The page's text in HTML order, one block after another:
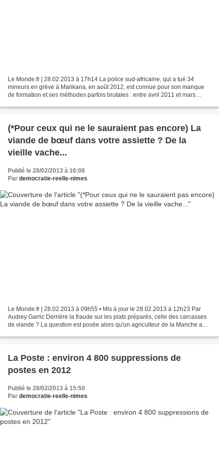
Le Monde.fr | 28.02.2013 à 17h14 La police sud-africaine, qui a tué 34
mineurs en grève à Marikana, en août 2012, est connue pour son manque
de formation et ses méthodes parfois brutales : entre avril 2011 et mars
(*Pour ceux qui ne le sauraient pas encore) La
viande de bœuf dans votre assiette ? De la
vieille vache...
Publié le 28/02/2013 à 16:06
Par democratie-reelle-nimes
Le Monde.fr | 28.02.2013 à 09h55 • Mis à jour le 28.02.2013 à 12h23 Par
Audrey Garric Derrière la fraude sur les plats préparés, celle des carcasses
de viande ? La question est posée alors qu'un agriculteur de la Manche a
La Poste : environ 4 800 suppressions de
postes en 2012
Publié le 28/02/2013 à 15:50
Par democratie-reelle-nimes